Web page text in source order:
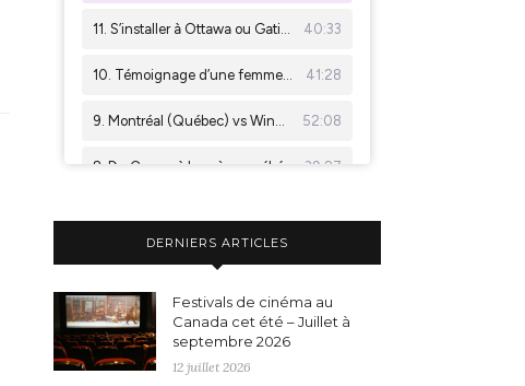
DERNIERS ARTICLES
Festivals de cinéma au
Canada cet été – Juillet à
septembre 2026
12 juillet 2026